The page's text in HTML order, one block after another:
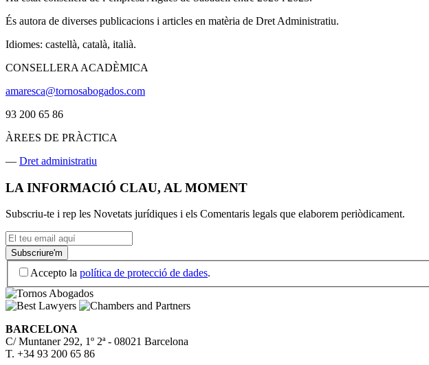
És autora de diverses publicacions i articles en matèria de Dret Administratiu.
Idiomes: castellà, català, italià.
CONSELLERA ACADÈMICA
amaresca@tornosabogados.com
93 200 65 86
ÀREES DE PRÀCTICA
— Dret administratiu
LA INFORMACIÓ CLAU, AL MOMENT
Subscriu-te i rep les Novetats jurídiques i els Comentaris legals que elaborem periòdicament.
Accepto la política de protecció de dades.
BARCELONA
C/ Muntaner 292, 1º 2ª - 08021 Barcelona
T. +34 93 200 65 86